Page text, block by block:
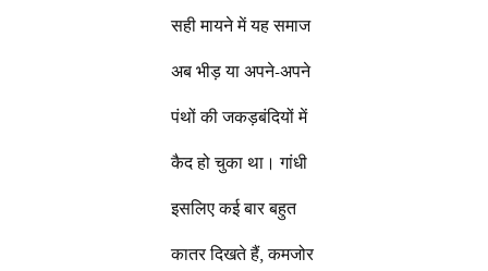
सही मायने में यह समाज
अब भीड़ या अपने-अपने
पंथों की जकड़बंदियों में
कैद हो चुका था। गांधी
इसलिए कई बार बहुत
कातर दिखते हैं, कमजोर